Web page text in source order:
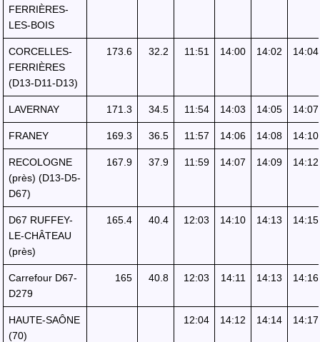
FERRIÈRES-
LES-BOIS
CORCELLES-
FERRIÈRES
(D13-D11-D13)
173.6 32.2 11:51 14:00 14:02 14:04
LAVERNAY 171.3 34.5 11:54 14:03 14:05 14:07
FRANEY 169.3 36.5 11:57 14:06 14:08 14:10
RECOLOGNE
(près) (D13-D5-
D67)
167.9 37.9 11:59 14:07 14:09 14:12
D67 RUFFEY-
LE-CHÂTEAU
(près)
165.4 40.4 12:03 14:10 14:13 14:15
Carrefour D67-
D279
165 40.8 12:03 14:11 14:13 14:16
HAUTE-SAÔNE
(70)
12:04 14:12 14:14 14:17